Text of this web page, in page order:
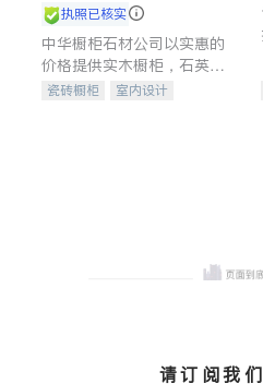
执照已核实
中华橱柜石材公司以实惠的
价格提供实木橱柜，石英石
台面，多种优质不锈钢水
瓷砖橱柜
室内设计
请订阅我